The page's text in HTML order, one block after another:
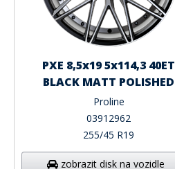
PXE 8,5x19 5x114,3 40ET
BLACK MATT POLISHED
Proline
03912962
255/45 R19
zobrazit disk na vozidle